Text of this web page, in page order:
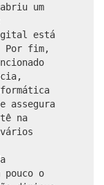
um
está
Por fim,
assegura
na
vários
o